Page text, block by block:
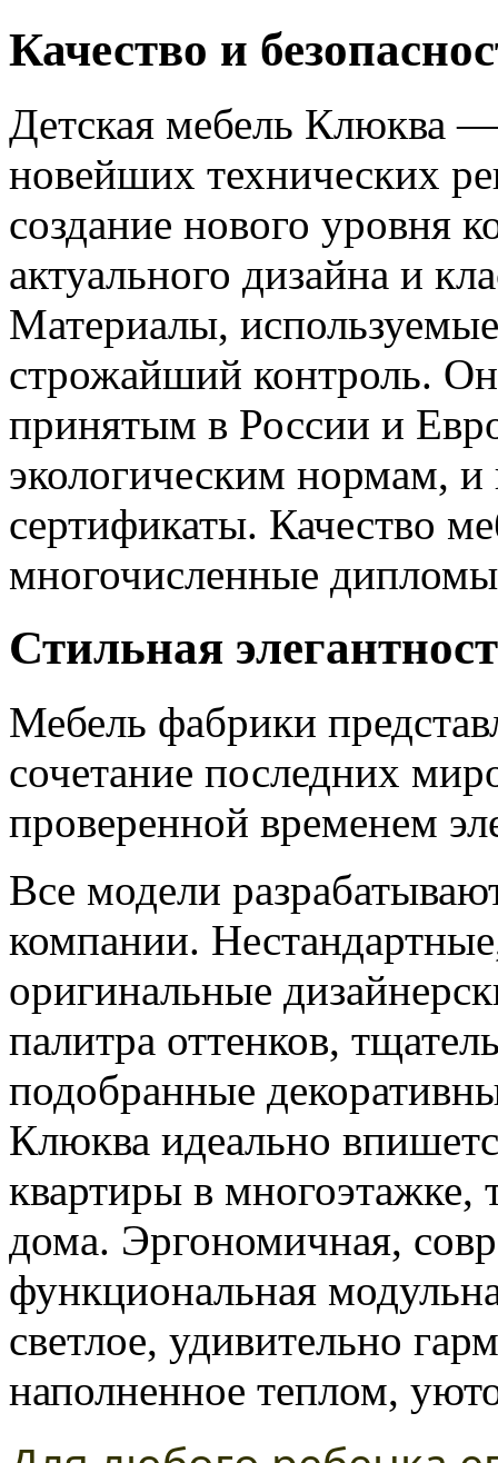
Качество и
Детская мебель Клюква
новейших технических
создание нового уровня
актуального дизайна и
Материалы,
строжайший контроль.
принятым в России и
экологическим нормам,
сертификаты. Качество
многочисленные
Стильная
Мебель фабрики
сочетание последних
проверенной временем
Все модели
компании.
оригинальные
палитра оттенков,
подобранные
Клюква идеально
квартиры в многоэтажке,
дома. Эргономичная,
функциональная
светлое, удивительно
наполненное теплом,